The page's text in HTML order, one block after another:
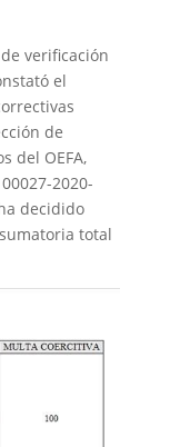
verificación
el
de
del OEFA,
2020-
decidido
total